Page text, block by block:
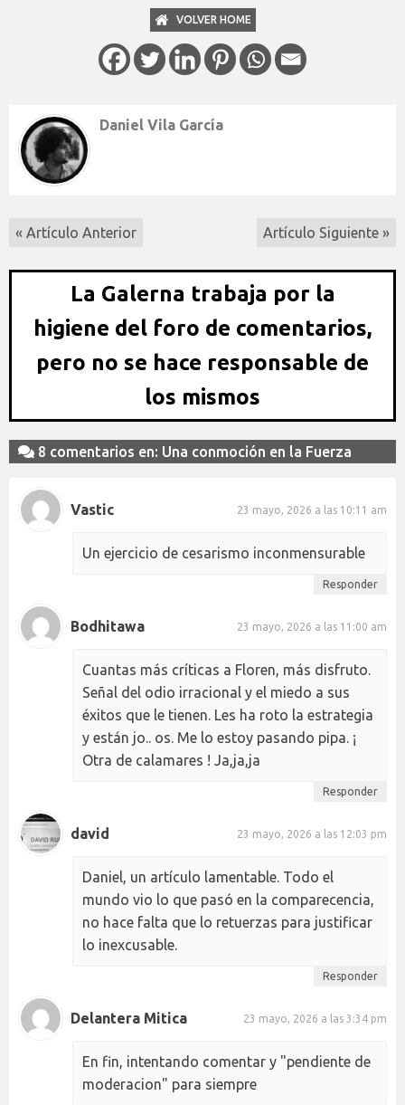
VOLVER HOME
Daniel Vila García
« Artículo Anterior Artículo Siguiente »
La Galerna trabaja por la
higiene del foro de comentarios,
pero no se hace responsable de
los mismos
8 comentarios en: Una conmoción en la Fuerza
Vastic 23 mayo, 2026 a las 10:11 am
Un ejercicio de cesarismo inconmensurable
Responder
Bodhitawa 23 mayo, 2026 a las 11:00 am
Cuantas más críticas a Floren, más disfruto.
Señal del odio irracional y el miedo a sus
éxitos que le tienen. Les ha roto la estrategia
y están jo.. os. Me lo estoy pasando pipa. ¡
Otra de calamares ! Ja,ja,ja
Responder
david 23 mayo, 2026 a las 12:03 pm
Daniel, un artículo lamentable. Todo el
mundo vio lo que pasó en la comparecencia,
no hace falta que lo retuerzas para justificar
lo inexcusable.
Responder
Delantera Mitica 23 mayo, 2026 a las 3:34 pm
En fin, intentando comentar y "pendiente de
moderacion" para siempre